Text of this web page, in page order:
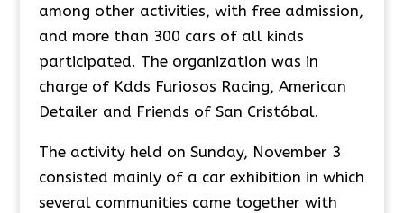
among other activities, with free admission,
and more than 300 cars of all kinds
participated. The organization was in
charge of Kdds Furiosos Racing, American
Detailer and Friends of San Cristóbal.
The activity held on Sunday, November 3
consisted mainly of a car exhibition in which
several communities came together with